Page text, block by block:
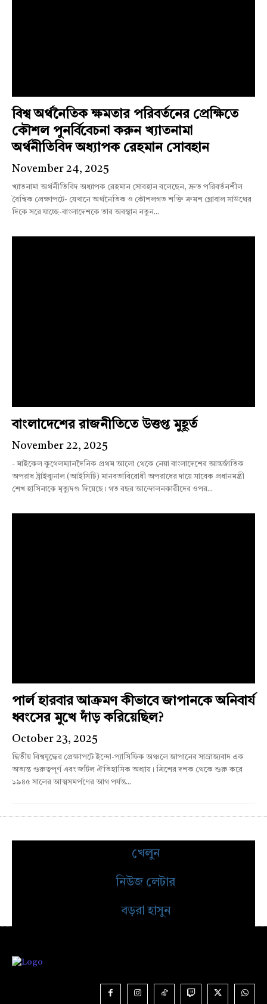
বিশ্ব অর্থনৈতিক ক্ষমতার পরিবর্তনের প্রেক্ষিতে
কৌশল পুনর্বিবেচনা করুন খ্যাতনামা
অর্থনীতিবিদ অধ্যাপক রেহমান সোবহান
November 24, 2025
খ্যাতনামা অর্থনীতিবিদ অধ্যাপক রেহমান সোবহান বলেছেন, দ্রুত পরিবর্তনশীল
বৈশ্বিক প্রেক্ষাপটে- যেখানে অর্থনৈতিক ও কৌশলগত শক্তি ক্রমশ গ্লোবাল সাউথের
দিকে সরে যাচ্ছে-বাংলাদেশকে তার অবস্থান নতুন...
বাংলাদেশের রাজনীতিতে উত্তপ্ত মুহূর্ত
November 22, 2025
- মাইকেল কুগেলম্যানদৈনিক প্রথম আলো থেকে নেয়া বাংলাদেশের আন্তর্জাতিক
অপরাধ ট্রাইব্যুনাল (আইসিটি) মানবতাবিরোধী অপরাধের দায়ে সাবেক প্রধানমন্ত্রী
শেখ হাসিনাকে মৃত্যুদণ্ড দিয়েছে। গত বছর আন্দোলনকারীদের ওপর...
পার্ল হারবার আক্রমণ কীভাবে জাপানকে অনিবার্য
ধ্বংসের মুখে দাঁড় করিয়েছিল?
October 23, 2025
দ্বিতীয় বিশ্বযুদ্ধের প্রেক্ষাপটে ইন্দো-প্যাসিফিক অঞ্চলে জাপানের সাম্রাজ্যবাদ এক
অত্যন্ত গুরুত্বপূর্ণ এবং জটিল ঐতিহাসিক অধ্যায়। ত্রিশের দশক থেকে শুরু করে
১৯৪৫ সালের আত্মসমর্পণের আগ পর্যন্ত...
খেলুন
নিউজ লেটার
বড়রা হাসুন